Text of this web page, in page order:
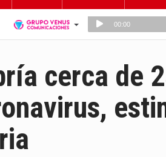
cerca de